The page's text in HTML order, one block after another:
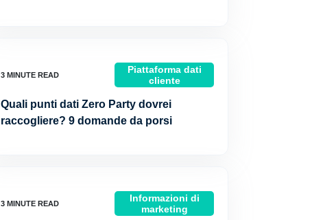
Piattaforma dati
cliente
Quali punti dati Zero Party dovrei
raccogliere? 9 domande da porsi
Informazioni di
marketing